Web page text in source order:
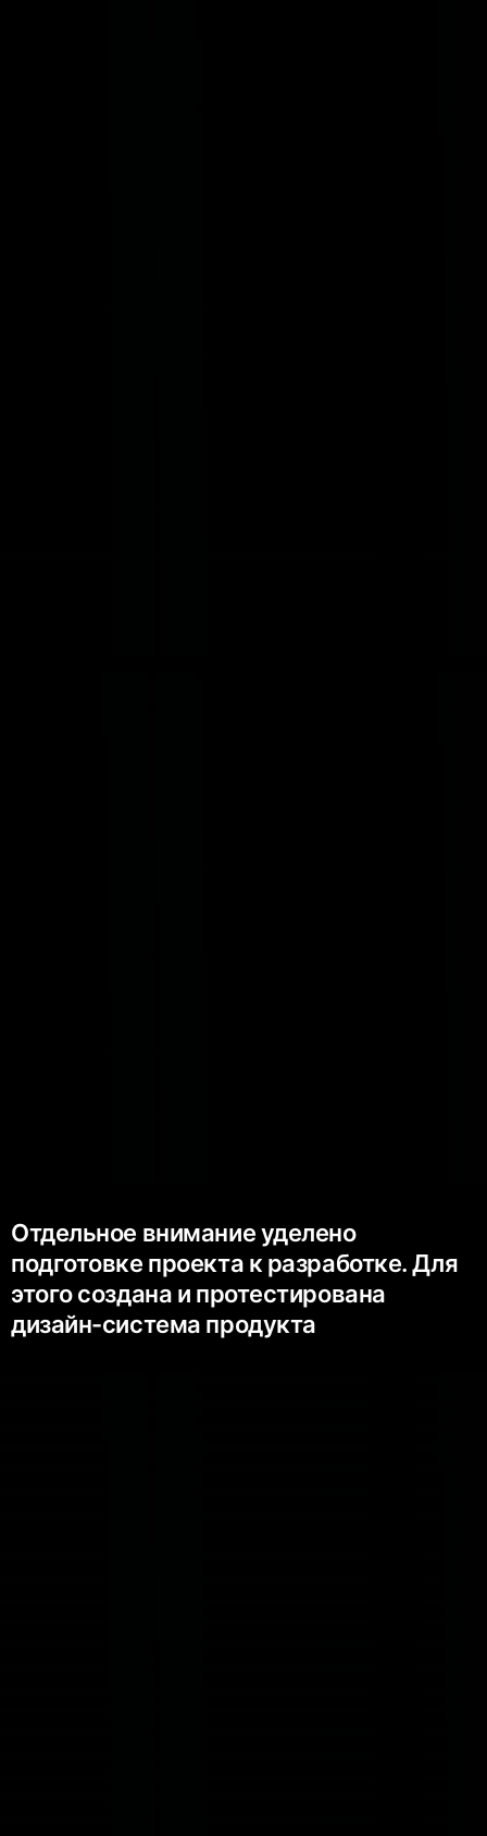
Отдельное внимание уделено
подготовке проекта к разработке. Для
этого создана и протестирована
дизайн-система продукта